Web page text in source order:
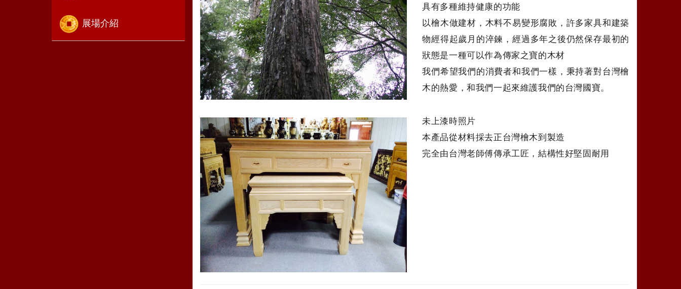
展場介紹
具有多種維持健康的功能
以檜木做建材，木料不易變形腐敗，許多家具和建築
物經得起歲月的淬鍊，經過多年之後仍然保存最初的
狀態是一種可以作為傳家之寶的木材
我們希望我們的消費者和我們一樣，秉持著對台灣檜
木的熱愛，和我們一起來維護我們的台灣國寶。
未上漆時照片
本產品從材料採去正台灣檜木到製造
完全由台灣老師傅傳承工匠，結構性好堅固耐用